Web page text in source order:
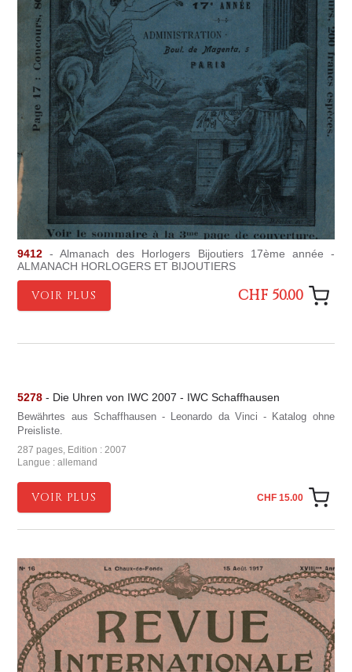
9412 - Almanach des Horlogers Bijoutiers 17ème année -
ALMANACH HORLOGERS ET BIJOUTIERS
VOIR PLUS CHF 50.00
5278 - Die Uhren von IWC 2007 - IWC Schaffhausen
Bewährtes aus Schaffhausen - Leonardo da Vinci - Katalog ohne
Preisliste.
287 pages, Edition : 2007
Langue : allemand
VOIR PLUS CHF 15.00